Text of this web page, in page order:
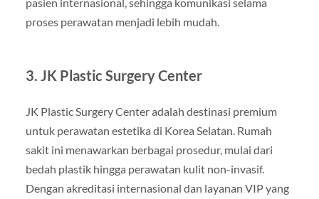
proses perawatan menjadi lebih mudah.
3. JK Plastic Surgery Center
JK Plastic Surgery Center adalah destinasi premium
untuk perawatan estetika di Korea Selatan. Rumah
sakit ini menawarkan berbagai prosedur, mulai dari
bedah plastik hingga perawatan kulit non-invasif.
Dengan akreditasi internasional dan layanan VIP yang